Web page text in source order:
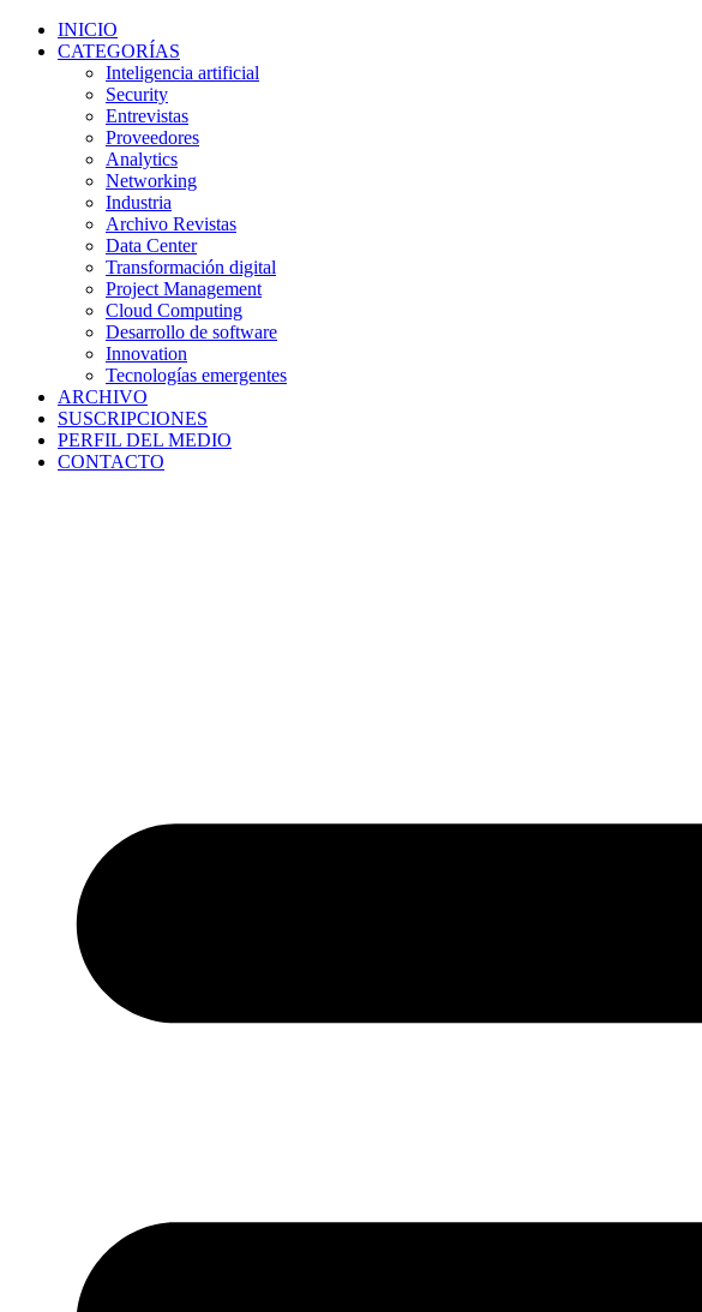
INICIO
CATEGORÍAS
Inteligencia artificial
Security
Entrevistas
Proveedores
Analytics
Networking
Industria
Archivo Revistas
Data Center
Transformación digital
Project Management
Cloud Computing
Desarrollo de software
Innovation
Tecnologías emergentes
ARCHIVO
SUSCRIPCIONES
PERFIL DEL MEDIO
CONTACTO